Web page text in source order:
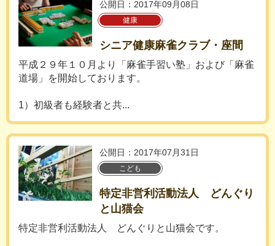
公開日：2017年09月08日
健康
シニア健康麻雀クラブ・座間
平成２９年１０月より「麻雀手習い塾」および「麻雀
道場」を開始しております。
1）初級者も経験者と共...
公開日：2017年07月31日
こども
特定非営利活動法人 どんぐり
と山猫会
特定非営利活動法人 どんぐりと山猫会です。